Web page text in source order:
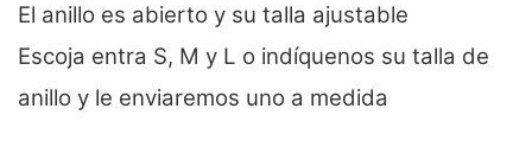
El anillo es abierto y su talla ajustable
Escoja entra S, M y L o indíquenos su talla de
anillo y le enviaremos uno a medida